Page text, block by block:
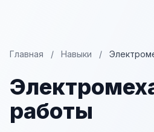
Главная / Навыки /
работы